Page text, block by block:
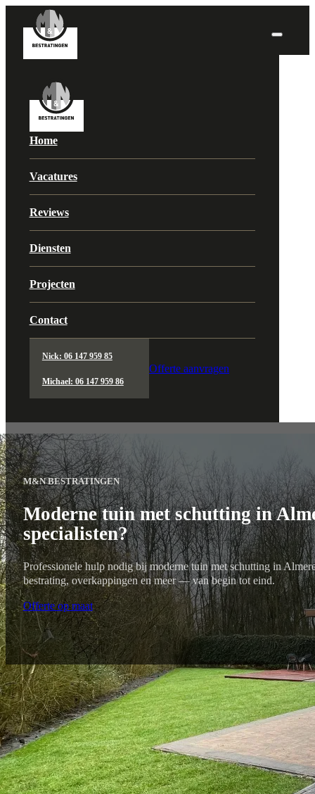
Home
Vacatures
Reviews
Diensten
Projecten
Contact
Nick: 06 147 959 85
Michael: 06 147 959 86
Offerte aanvragen
M&N BESTRATINGEN
Moderne tuin met schutting in
specialisten?
Professionele hulp nodig bij moderne tuin met schutting in
bestrating, overkappingen en meer — van begin tot eind.
Offerte op maat
U wilt een strakke tuin, zonder gedoe. Wij zorgen
heldere afspraken, slimme oplossingen en een
professionele uitvoering.
Wat wij zoal realiseren? Van bestrating tot complete tuinen: wij